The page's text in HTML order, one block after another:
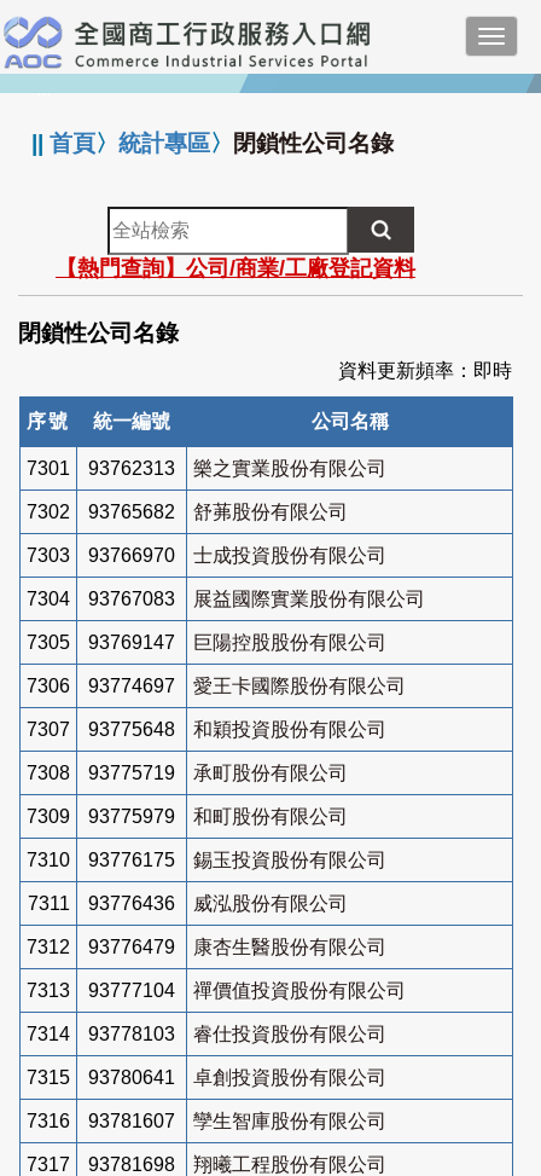
跳
到
主
要
:::
||首頁〉統計專區〉 閉鎖性公司名錄
全
站
檢
索
【熱門查詢】公司/商業/工廠登記資料
閉鎖性公司名錄
資料更新頻率：即時
序號 統一編號 公司名稱
7301 93762313 樂之實業股份有限公司
7302 93765682 舒茀股份有限公司
7303 93766970 士成投資股份有限公司
7304 93767083 展益國際實業股份有限公司
7305 93769147 巨陽控股股份有限公司
7306 93774697 愛王卡國際股份有限公司
7307 93775648 和穎投資股份有限公司
7308 93775719 承町股份有限公司
7309 93775979 和町股份有限公司
7310 93776175 錫玉投資股份有限公司
7311 93776436 威泓股份有限公司
7312 93776479 康杏生醫股份有限公司
7313 93777104 禪價值投資股份有限公司
7314 93778103 睿仕投資股份有限公司
7315 93780641 卓創投資股份有限公司
7316 93781607 孿生智庫股份有限公司
7317 93781698 翔曦工程股份有限公司